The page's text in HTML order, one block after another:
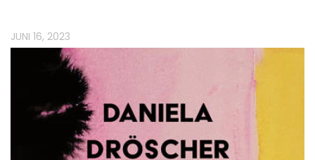
JUNI 16, 2023